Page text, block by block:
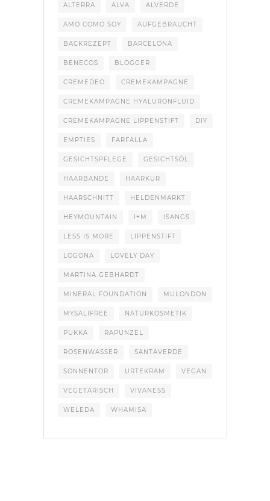
ALTERRA ALVA ALVERDE
AMO COMO SOY AUFGEBRAUCHT
BACKREZEPT BARCELONA
BENECOS BLOGGER
CREMEDEO CREMEKAMPAGNE
CREMEKAMPAGNE HYALURONFLUID
CREMEKAMPAGNE LIPPENSTIFT DIY
EMPTIES FARFALLA
GESICHTSPFLEGE GESICHTSÖL
HAARBANDE HAARKUR
HAARSCHNITT HELDENMARKT
HEYMOUNTAIN I+M ISANGS
LESS IS MORE LIPPENSTIFT
LOGONA LOVELY DAY
MARTINA GEBHARDT
MINERAL FOUNDATION MULONDON
MYSALIFREE NATURKOSMETIK
PUKKA RAPUNZEL
ROSENWASSER SANTAVERDE
SONNENTOR URTEKRAM VEGAN
VEGETARISCH VIVANESS
WELEDA WHAMISA